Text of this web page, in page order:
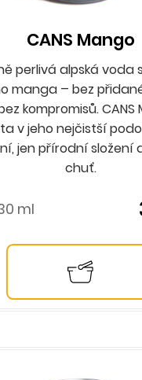
CANS Mango
perlivá alpská voda
manga – bez
kompromisů.
v jeho nejčistší
jen přírodní složení
chuť.
ml